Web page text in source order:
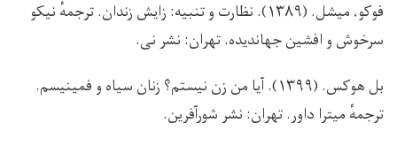
فوکو، میشل. (۱۳۸۹). نظارت و تنبیه: زایش زندان. ترجمهٔ نیکو
سرخوش و افشین جهاندیده. تهران: نشر نی.
بل هوکس. (۱۳۹۹). آیا من زن نیستم؟ زنان سیاه و فمینیسم.
ترجمهٔ میترا داور. تهران: نشر شورآفرین.